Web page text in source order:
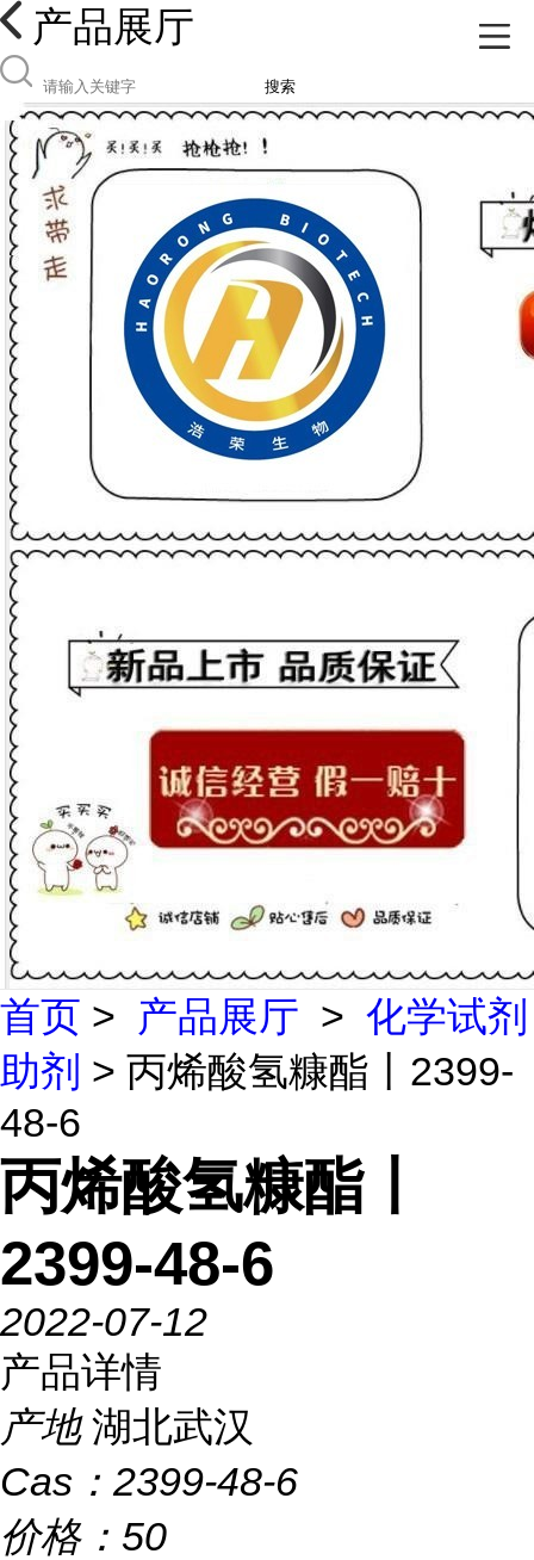
产品展厅
搜索
首页 > 产品展厅 > 化学试剂
助剂 > 丙烯酸氢糠酯丨2399-
48-6
丙烯酸氢糠酯丨
2399-48-6
2022-07-12
产品详情
产地 湖北武汉
Cas： 2399-48-6
价格： 50